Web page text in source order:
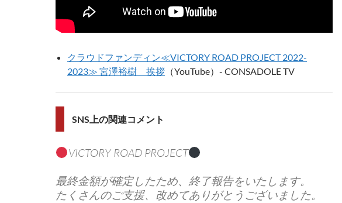
クラウドファンディン≪VICTORY ROAD PROJECT 2022-
2023≫ 宮澤裕樹 挨拶 （YouTube）- CONSADOLE TV
SNS上の関連コメント
VICTORY ROAD PROJECT
最終金額が確定したため、終了報告をいたします。
たくさんのご支援、改めてありがとうございました。